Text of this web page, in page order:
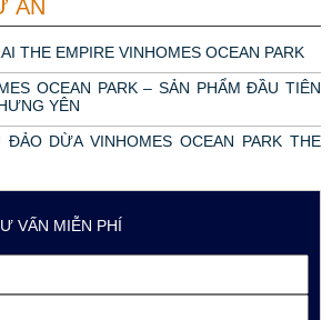
ÁN
THE EMPIRE VINHOMES OCEAN PARK
OCEAN PARK – SẢN PHẨM ĐẦU TIÊN
YÊN
DỪA VINHOMES OCEAN PARK THE
VẤN MIỄN PHÍ